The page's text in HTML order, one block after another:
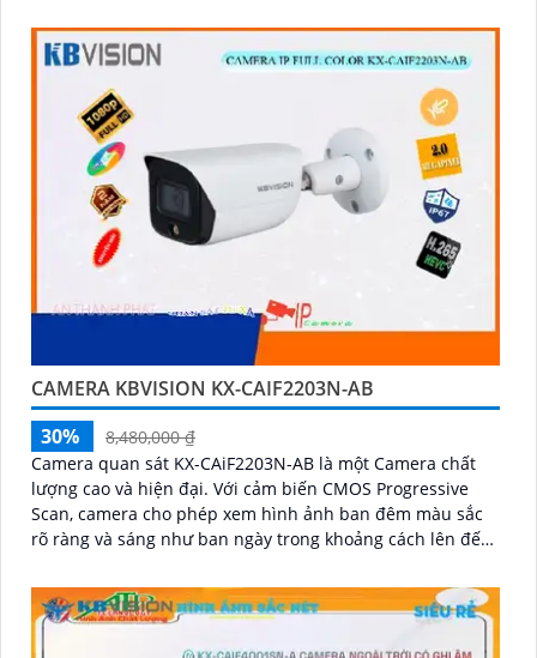
CAMERA KBVISION KX-CAIF2203N-AB
30%
8,480,000 ₫
Camera quan sát KX-CAiF2203N-AB là một Camera chất
lượng cao và hiện đại. Với cảm biến CMOS Progressive
Scan, camera cho phép xem hình ảnh ban đêm màu sắc
rõ ràng và sáng như ban ngày trong khoảng cách lên đến